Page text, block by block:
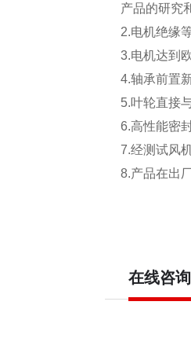
产品的研究
2.电机绝缘
3.电机达到
4.轴承前置
5.叶轮直接
6.高性能密
7.经测试风
8.产品在出
在线咨询